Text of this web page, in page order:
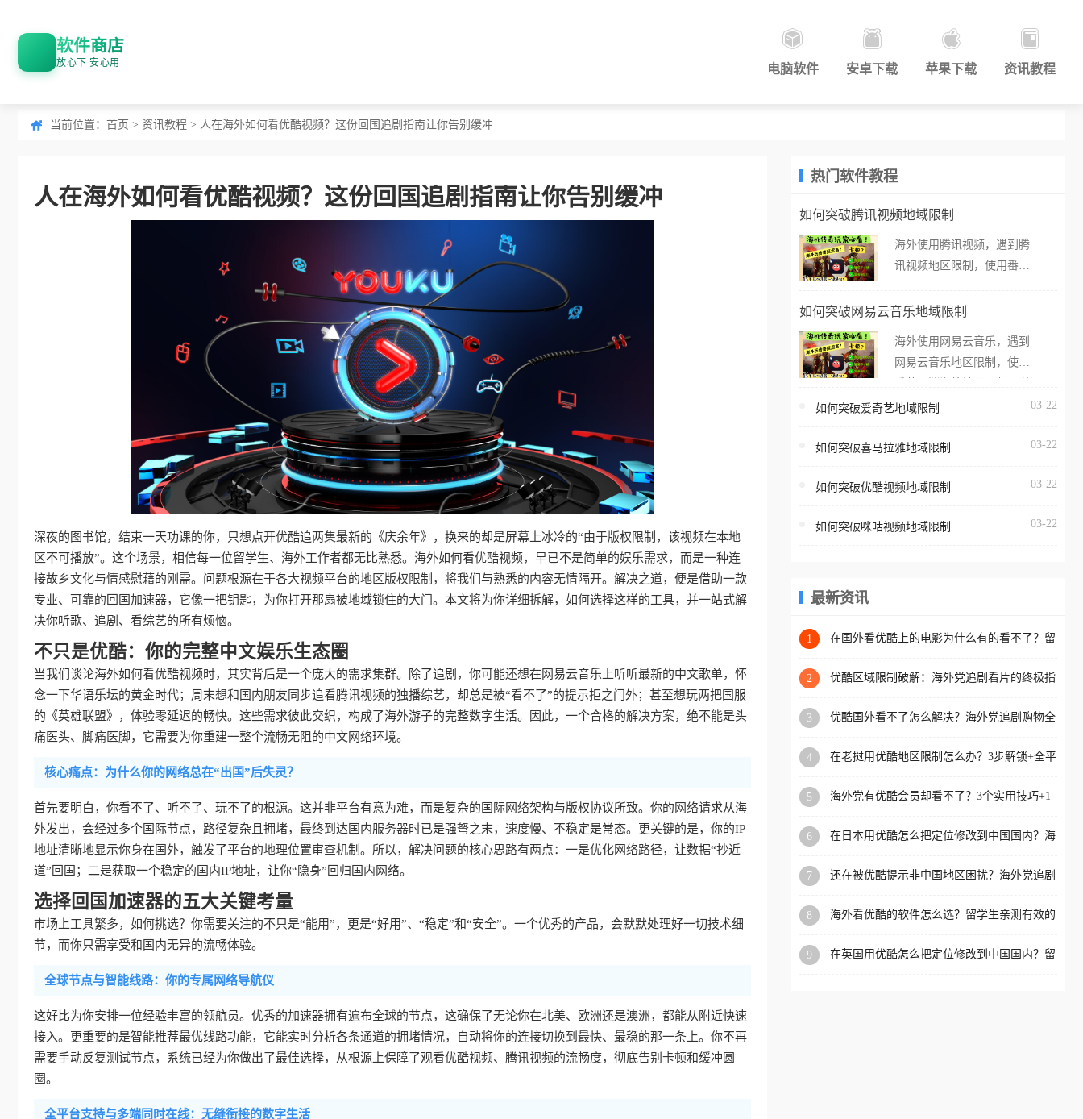
软件商店
放心下 安心用 电脑软件 安卓下载 苹果下载 资讯教程
当前位置： 首页 > 资讯教程 > 人在海外如何看优酷视频？这份回国追剧指南让你告别缓冲
人在海外如何看优酷视频？这份回国追剧指南让你告别缓冲
深夜的图书馆，结束一天功课的你，只想点开优酷追两集最新的《庆余年》，换来的却是屏幕上冰冷的“由于版权限制，该视频在本地
区不可播放”。这个场景，相信每一位留学生、海外工作者都无比熟悉。海外如何看优酷视频，早已不是简单的娱乐需求，而是一种连
接故乡文化与情感慰藉的刚需。问题根源在于各大视频平台的地区版权限制，将我们与熟悉的内容无情隔开。解决之道，便是借助一款
专业、可靠的回国加速器，它像一把钥匙，为你打开那扇被地域锁住的大门。本文将为你详细拆解，如何选择这样的工具，并一站式解
决你听歌、追剧、看综艺的所有烦恼。
不只是优酷：你的完整中文娱乐生态圈
当我们谈论海外如何看优酷视频时，其实背后是一个庞大的需求集群。除了追剧，你可能还想在网易云音乐上听听最新的中文歌单，怀
念一下华语乐坛的黄金时代；周末想和国内朋友同步追看腾讯视频的独播综艺，却总是被“看不了”的提示拒之门外；甚至想玩两把国服
的《英雄联盟》，体验零延迟的畅快。这些需求彼此交织，构成了海外游子的完整数字生活。因此，一个合格的解决方案，绝不能是头
痛医头、脚痛医脚，它需要为你重建一整个流畅无阻的中文网络环境。
核心痛点：为什么你的网络总在“出国”后失灵？
首先要明白，你看不了、听不了、玩不了的根源。这并非平台有意为难，而是复杂的国际网络架构与版权协议所致。你的网络请求从海
外发出，会经过多个国际节点，路径复杂且拥堵，最终到达国内服务器时已是强弩之末，速度慢、不稳定是常态。更关键的是，你的IP
地址清晰地显示你身在国外，触发了平台的地理位置审查机制。所以，解决问题的核心思路有两点：一是优化网络路径，让数据“抄近
道”回国；二是获取一个稳定的国内IP地址，让你“隐身”回归国内网络。
选择回国加速器的五大关键考量
市场上工具繁多，如何挑选？你需要关注的不只是“能用”，更是“好用”、“稳定”和“安全”。一个优秀的产品，会默默处理好一切技术细
节，而你只需享受和国内无异的流畅体验。
全球节点与智能线路：你的专属网络导航仪
这好比为你安排一位经验丰富的领航员。优秀的加速器拥有遍布全球的节点，这确保了无论你在北美、欧洲还是澳洲，都能从附近快速
接入。更重要的是智能推荐最优线路功能，它能实时分析各条通道的拥堵情况，自动将你的连接切换到最快、最稳的那一条上。你不再
需要手动反复测试节点，系统已经为你做出了最佳选择，从根源上保障了观看优酷视频、腾讯视频的流畅度，彻底告别卡顿和缓冲圆
圈。
全平台支持与多端同时在线：无缝衔接的数字生活
热门软件教程
如何突破腾讯视频地域限制
海外使用腾讯视频，遇到腾
讯视频地区限制，使用番茄
外打开腾讯视频，却突然弹
地区无法播放”的提示语。
海外用户如香港、澳门、台
亚、欧洲等国家和地区时，
台一样，出现地区及版权限
地区播放。 遇到这个问题的
区工作、留学、定居等，都
权限制所困扰。
如何突破网易云音乐地域限制
海外使用网易云音乐，遇到
网易云音乐地区限制，使用
在海外打开网易云音乐，却
所在的地区无法播放”的提示
门、台湾、美国、加拿大、
区时，网易云音乐也会像其
回国加速器，即可解决「海
版权限制」的问题，无论人
国、加拿大、澳大利亚、欧
学、定居等，都可以使用，
扰。
如何突破爱奇艺地域限制 03-22
如何突破喜马拉雅地域限制 03-22
如何突破优酷视频地域限制 03-22
如何突破咪咕视频地域限制 03-22
最新资讯
1
在国外看优酷上的电影为什么有的看不了？留
2
优酷区域限制破解：海外党追剧看片的终极指
3
优酷国外看不了怎么解决？海外党追剧购物全
4
在老挝用优酷地区限制怎么办？3步解锁+全平
5
海外党有优酷会员却看不了？3个实用技巧+1
6
在日本用优酷怎么把定位修改到中国国内？海
7
还在被优酷提示非中国地区困扰？海外党追剧
8
海外看优酷的软件怎么选？留学生亲测有效的
9
在英国用优酷怎么把定位修改到中国国内？留